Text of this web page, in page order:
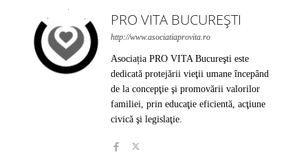
PRO VITA BUCUREȘTI
http://www.asociatiaprovita.ro
Asociația PRO VITA Bucureşti este
dedicată protejării vieţii umane începând
de la concepţie şi promovării valorilor
familiei, prin educaţie eficientă, acţiune
civică şi legislaţie.